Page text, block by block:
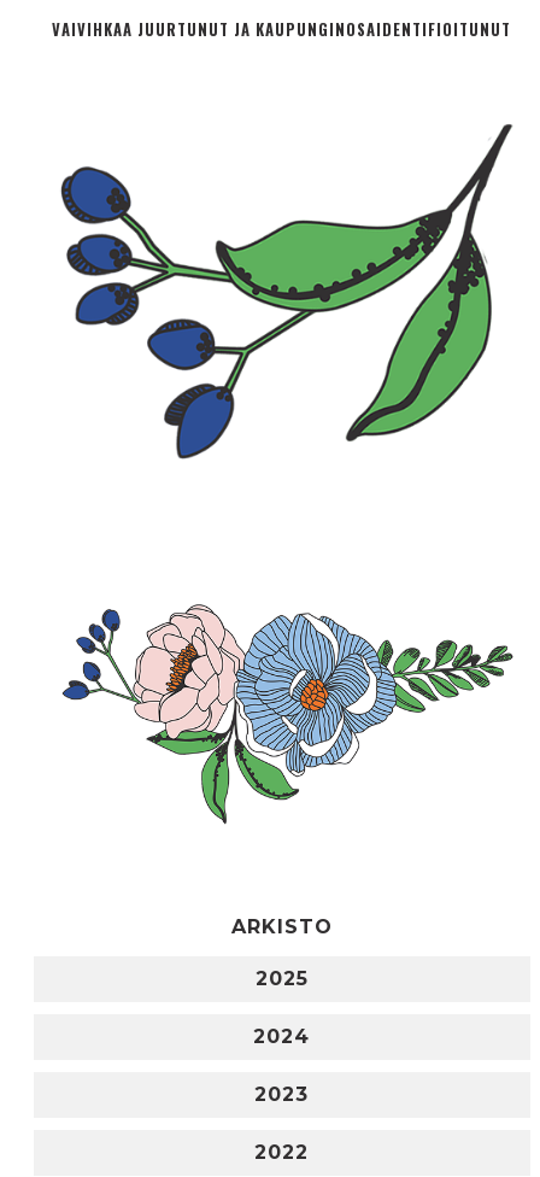
VAIVIHKAA JUURTUNUT JA KAUPUNGINOSA­IDENTIFIOITUNUT
ARKISTO
2025
2024
2023
2022